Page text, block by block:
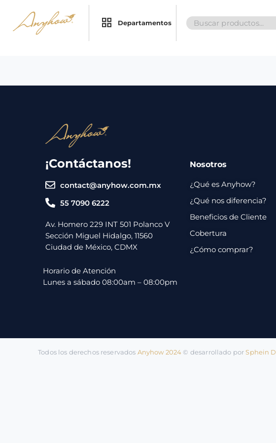
Departamentos
Search
for:
¡Contáctanos!
contact@anyhow.com.mx
55 7090 6222
Av. Homero 229 INT 501 Polanco V
Sección Miguel Hidalgo, 11560
Ciudad de México, CDMX
Nosotros
¿Qué es Anyhow?
¿Qué nos diferencia?
Beneficios de Cliente
Cobertura
¿Cómo comprar?
Horario de Atención
Lunes a sábado 08:00am – 08:00pm
Todos los derechos reservados Anyhow 2024©️ desarrollado porSphein
Promociones
Servicios
Envíos
Métodos
Contacto
Inicio
Regalos
Contacto